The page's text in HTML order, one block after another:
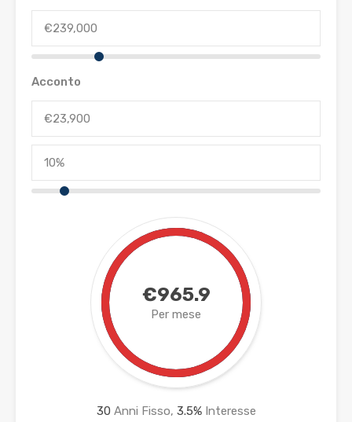
Acconto
€965.9
Per mese
30 Anni Fisso, 3.5%Interesse